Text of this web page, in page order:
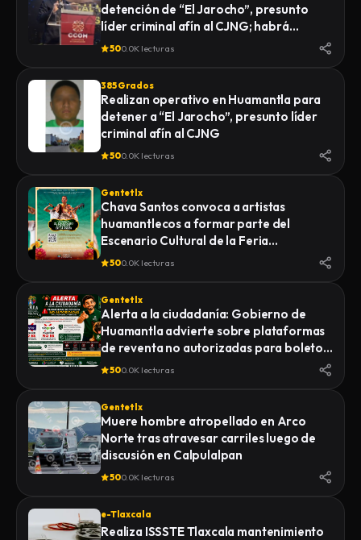
LA FISCALÍA GENERAL DE JUSTICIA DEL
ESTADO (FGJE) INICIÓ UNA CARPETA DE
INVESTIGACIÓN POR EL DELITO DE
HOMICIDIO CALIFICADO EN CONTRA DE
QUIEN O QUIENES RESULTEN
RESPONSABLES
detención de “El Jarocho”, presunto
líder criminal afín al CJNG; habrá
vigilancia 48 horas en Huamantla
500.0K lecturas
385 Grados
Realizan operativo en Huamantla para
detener a “El Jarocho”, presunto líder
criminal afín al CJNG
500.0K lecturas
Gentetlx
Chava Santos convoca a artistas
huamantlecos a formar parte del
Escenario Cultural de la Feria
Internacional del Arte Efímero y la Dalia
500.0K lecturas
Gentetlx
Alerta a la ciudadanía: Gobierno de
Huamantla advierte sobre plataformas
de reventa no autorizadas para boletos
de la Feria 2026
500.0K lecturas
Gentetlx
Muere hombre atropellado en Arco
Norte tras atravesar carriles luego de
discusión en Calpulalpan
500.0K lecturas
e-Tlaxcala
Realiza ISSSTE Tlaxcala mantenimiento